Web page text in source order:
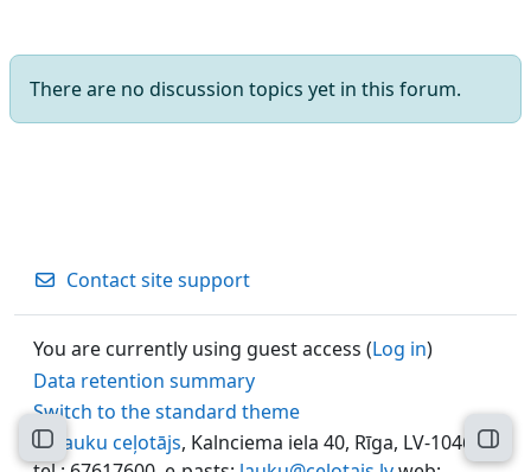
Open course index
There are no discussion topics yet in this forum.
Contact site support
You are currently using guest access (Log in)
Data retention summary
Switch to the standard theme
© Lauku ceļotājs, Kalnciema iela 40, Rīga, LV-1046,